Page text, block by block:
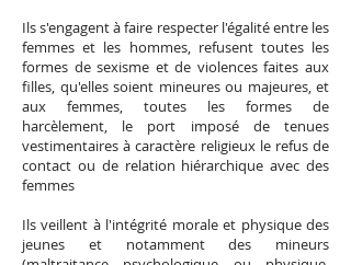
Ils s'engagent à faire respecter l'égalité entre les
femmes et les hommes, refusent toutes les
formes de sexisme et de violences faites aux
filles, qu'elles soient mineures ou majeures, et
aux femmes, toutes les formes de
harcèlement, le port imposé de tenues
vestimentaires à caractère religieux le refus de
contact ou de relation hiérarchique avec des
femmes
Ils veillent à l'intégrité morale et physique des
jeunes et notamment des mineurs